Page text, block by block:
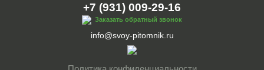
+7 (931) 009-29-16
Заказать обратный звонок
info@svoy-pitomnik.ru